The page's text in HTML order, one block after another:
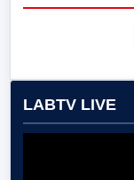
LABTV LIVE